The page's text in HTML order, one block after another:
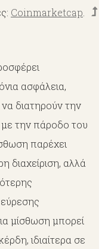
Coinmarketcap
ασφάλεια,
διατηρούν την
με την πάροδο του
παρέχει
διαχείριση, αλλά
μίσθωση μπορεί
ιδιαίτερα σε